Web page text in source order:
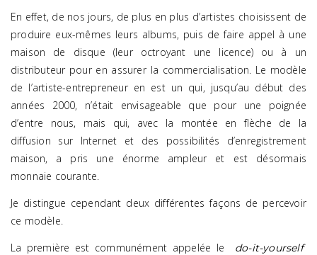
En effet, de nos jours, de plus en plus d’artistes choisissent de
produire eux-mêmes leurs albums, puis de faire appel à une
maison de disque (leur octroyant une licence) ou à un
distributeur pour en assurer la commercialisation. Le modèle
de l’artiste-entrepreneur en est un qui, jusqu’au début des
années 2000, n’était envisageable que pour une poignée
d’entre nous, mais qui, avec la montée en flèche de la
diffusion sur Internet et des possibilités d’enregistrement
maison, a pris une énorme ampleur et est désormais
monnaie courante.
Je distingue cependant deux différentes façons de percevoir
ce modèle.
La première est communément appelée le do-it-yourself